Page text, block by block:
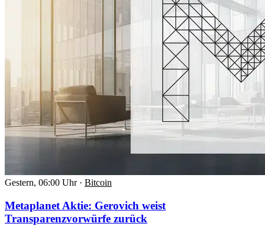
Gestern, 06:00 Uhr · Bitcoin
Metaplanet Aktie: Gerovich weist
Transparenzvorwürfe zurück